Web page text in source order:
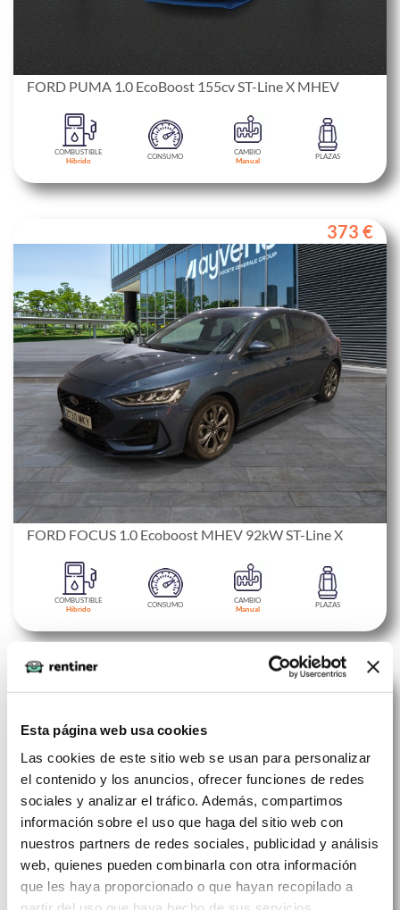
Esta página web usa cookies
Las cookies de este sitio web se usan para personalizar
el contenido y los anuncios, ofrecer funciones de redes
sociales y analizar el tráfico. Además, compartimos
información sobre el uso que haga del sitio web con
nuestros partners de redes sociales, publicidad y análisis
web, quienes pueden combinarla con otra información
que les haya proporcionado o que hayan recopilado a
FORD PUMA 1.0 EcoBoost 155cv ST-Line X MHEV
COMBUSTIBLE
Híbrido
CONSUMO
CAMBIO
Manual
PLAZAS
373 €
FORD FOCUS 1.0 Ecoboost MHEV 92kW ST-Line X
COMBUSTIBLE
Híbrido
CONSUMO
CAMBIO
Manual
PLAZAS
373 €